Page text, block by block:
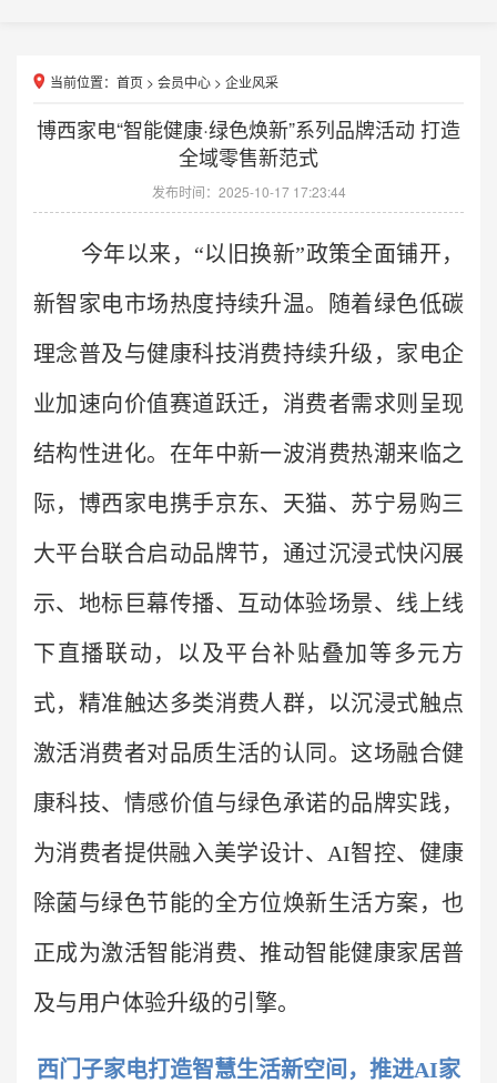
当前位置： 首页 > 会员中心 > 企业风采
博西家电“智能健康·绿色焕新”系列品牌活动 打造
全域零售新范式
发布时间：2025-10-17 17:23:44
今年以来，“以旧换新”政策全面铺开，
新智家电市场热度持续升温。随着绿色低碳
理念普及与健康科技消费持续升级，家电企
业加速向价值赛道跃迁，消费者需求则呈现
结构性进化。在年中新一波消费热潮来临之
际，博西家电携手京东、天猫、苏宁易购三
大平台联合启动品牌节，通过沉浸式快闪展
示、地标巨幕传播、互动体验场景、线上线
下直播联动，以及平台补贴叠加等多元方
式，精准触达多类消费人群，以沉浸式触点
激活消费者对品质生活的认同。这场融合健
康科技、情感价值与绿色承诺的品牌实践，
为消费者提供融入美学设计、AI智控、健康
除菌与绿色节能的全方位焕新生活方案，也
正成为激活智能消费、推动智能健康家居普
及与用户体验升级的引擎。
西门子家电打造智慧生活新空间，推进AI家